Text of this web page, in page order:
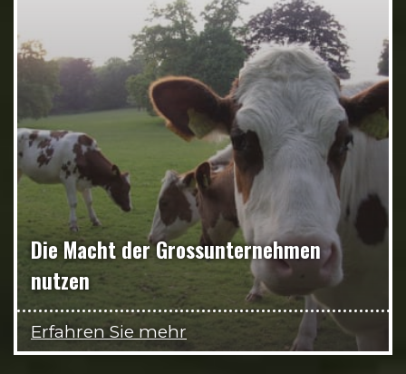
Die Macht der Grossunternehmen
nutzen
Erfahren Sie mehr